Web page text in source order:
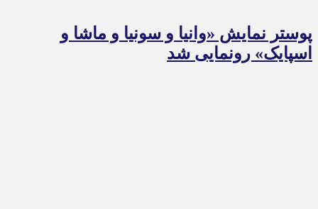
پوستر نمایش «وانیا و سونیا و ماشا و
اسپایک» رونمایی شد